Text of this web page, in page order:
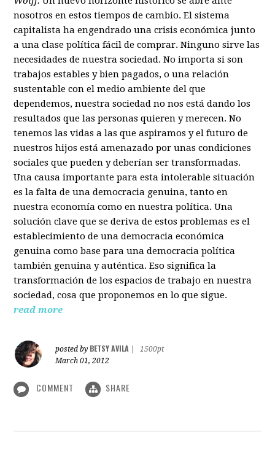
nosotros en estos tiempos de cambio. El sistema
capitalista ha engendrado una crisis económica junto
a una clase política fácil de comprar. Ninguno sirve las
necesidades de nuestra sociedad. No importa si son
trabajos estables y bien pagados, o una relación
sustentable con el medio ambiente del que
dependemos, nuestra sociedad no nos está dando los
resultados que las personas quieren y merecen. No
tenemos las vidas a las que aspiramos y el futuro de
nuestros hijos está amenazado por unas condiciones
sociales que pueden y deberían ser transformadas.
Una causa importante para esta intolerable situación
es la falta de una democracia genuina, tanto en
nuestra economía como en nuestra política. Una
solución clave que se deriva de estos problemas es el
establecimiento de una democracia económica
genuina como base para una democracia política
también genuina y auténtica. Eso significa la
transformación de los espacios de trabajo en nuestra
sociedad, cosa que proponemos en lo que sigue.
read more
posted by BETSY AVILA
1500pt
March 01, 2012
COMMENT SHARE